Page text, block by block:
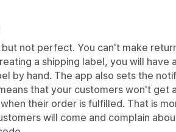
not perfect. You can't make
a shipping label, you will have
by hand. The app also sets the
that your customers won't get
their order is fulfilled. That is
will come and complain